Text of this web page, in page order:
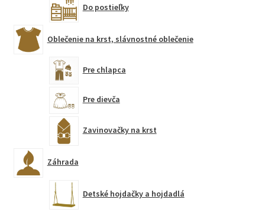
Do postieľky
Oblečenie na krst, slávnostné oblečenie
Pre chlapca
Pre dievča
Zavinovačky na krst
Záhrada
Detské hojdačky a hojdadlá